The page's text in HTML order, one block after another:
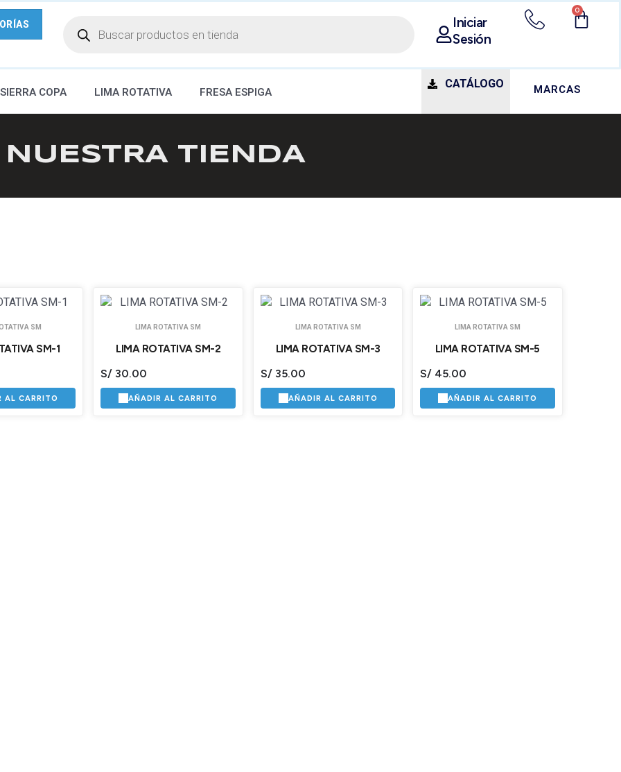
Iniciar
Sesión
0
SIERRA COPA LIMA ROTATIVA FRESA ESPIGA
CATÁLOGO MARCAS
NUESTRA TIENDA
SM
SM-1
AL CARRITO
LIMA ROTATIVA SM
LIMA ROTATIVA SM-2
S/ 30.00
AÑADIR AL CARRITO
LIMA ROTATIVA SM
LIMA ROTATIVA SM-3
S/35.00
AÑADIR AL CARRITO
LIMA ROTATIVA SM
LIMA ROTATIVA SM-5
S/ 45.00
AÑADIR AL CARRITO